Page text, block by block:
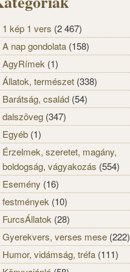
1 kép 1 vers (2 467)
A nap gondolata (158)
AgyRímek (1)
Állatok, természet (338)
Barátság, család (54)
dalszöveg (347)
Egyéb (1)
Érzelmek, szeretet, magány,
boldogság, vágyakozás (554)
Esemény (16)
festmények (10)
FurcsÁllatok (28)
Gyerekvers, verses mese (222)
Humor, vidámság, tréfa (111)